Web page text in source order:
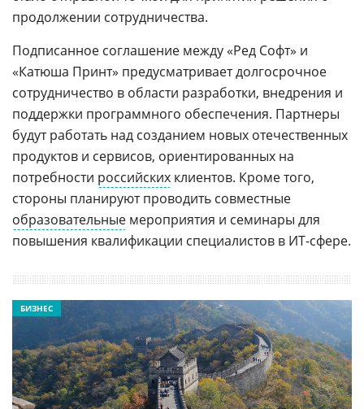
продолжении сотрудничества.
Подписанное соглашение между «Ред Софт» и
«Катюша Принт» предусматривает долгосрочное
сотрудничество в области разработки, внедрения и
поддержки программного обеспечения. Партнеры
будут работать над созданием новых отечественных
продуктов и сервисов, ориентированных на
потребности российских клиентов. Кроме того,
стороны планируют проводить совместные
образовательные мероприятия и семинары для
повышения квалификации специалистов в ИТ-сфере.
БИЗНЕС